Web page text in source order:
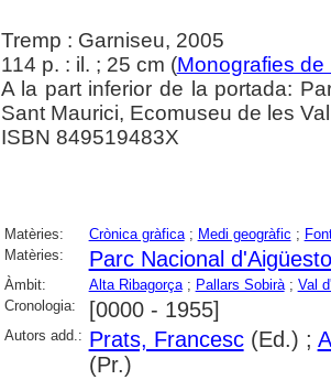
Tremp : Garniseu, 2005
114 p. : il. ; 25 cm (Monografies de
A la part inferior de la portada:
Sant Maurici, Ecomuseu de les
ISBN 849519483X
Matèries: Crònica gràfica; Medi geogràfic ;
Matèries:
Parc Nacional
Àmbit: Alta Ribagorça; Pallars Sobirà; Val
Cronologia:
[0000 - 1955]
Autors add.: Prats, Francesc(Ed.) ;
(Pr.)